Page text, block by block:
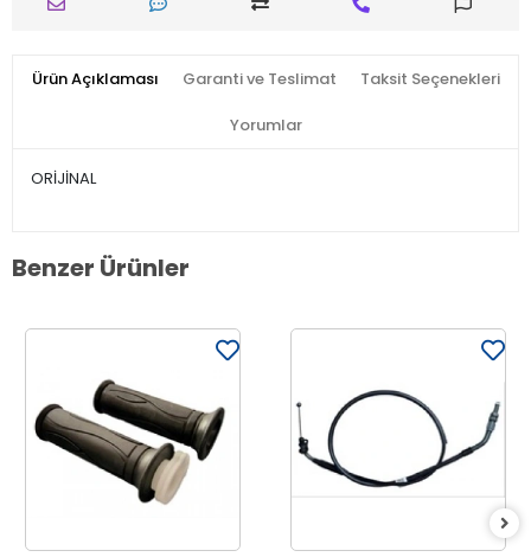
Ürün Açıklaması Garanti ve Teslimat Taksit Seçenekleri
Yorumlar
ORİJİNAL
Benzer Ürünler